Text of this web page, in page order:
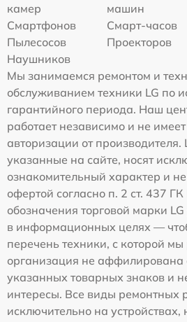
камер
машин
Смартфонов
Смарт-часов
Пылесосов
Проекторов
Наушников
Мы занимаемся ремонтом и
обслуживанием техники LG по
гарантийного периода. Наш
работает независимо и не
авторизации от
указанные на сайте, носят
ознакомительный характер и
офертой согласно п. 2 ст. 437
обозначения торговой марки
в информационных целях —
перечень техники, с которой
организация не аффилирована
указанных товарных знаков и
интересы. Все виды ремонтных
исключительно на